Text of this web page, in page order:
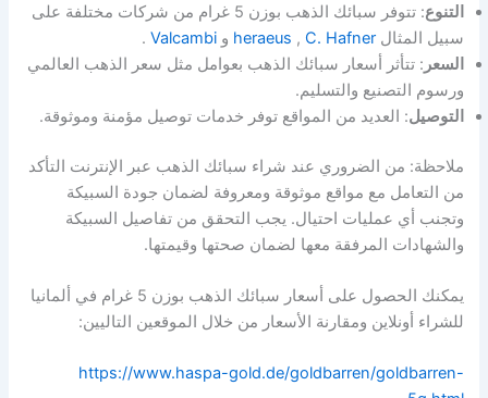
التنوع
: تتوفر سبائك الذهب بوزن 5 غرام من شركات مختلفة على
سبيل المثال
heraeus , C. Hafner وValcambi
.
السعر : تتأثر أسعار سبائك الذهب بعوامل مثل سعر الذهب العالمي
ورسوم التصنيع والتسليم.
التوصيل: العديد من المواقع توفر خدمات توصيل مؤمنة وموثوقة.
ملاحظة: من الضروري عند شراء سبائك الذهب عبر الإنترنت التأكد
من التعامل مع مواقع موثوقة ومعروفة لضمان جودة السبيكة
وتجنب أي عمليات احتيال. يجب التحقق من تفاصيل السبيكة
والشهادات المرفقة معها لضمان صحتها وقيمتها.
يمكنك الحصول على أسعار سبائك الذهب بوزن 5 غرام في ألمانيا
للشراء أونلاين ومقارنة الأسعار من خلال الموقعين التاليين:
https://www.haspa-gold.de/goldbarren/goldbarren-